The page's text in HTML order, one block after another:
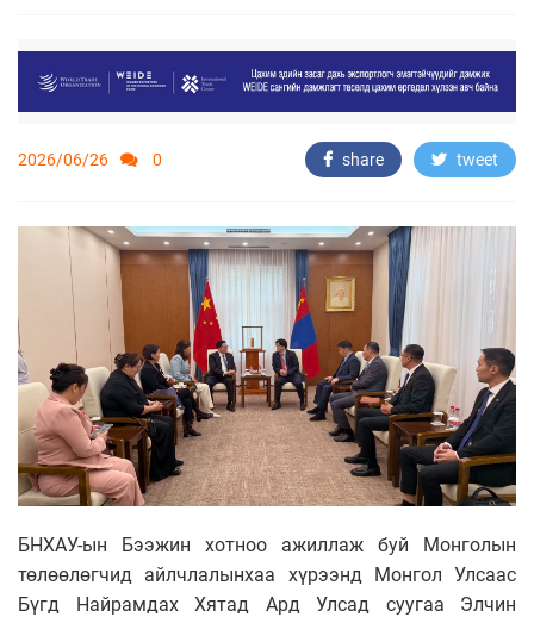
2026/06/26 0 share tweet
БНХАУ-ын Бээжин хотноо ажиллаж буй Монголын
төлөөлөгчид айлчлалынхаа хүрээнд Монгол Улсаас
Бүгд Найрамдах Хятад Ард Улсад суугаа Элчин